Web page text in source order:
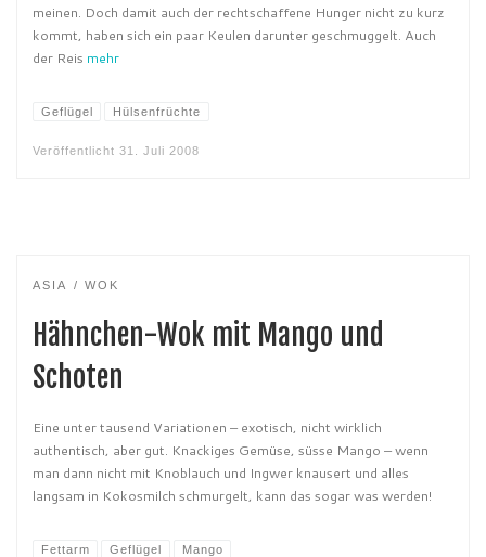
meinen. Doch damit auch der rechtschaffene Hunger nicht zu kurz
kommt, haben sich ein paar Keulen darunter geschmuggelt. Auch
der Reis mehr
Geflügel Hülsenfrüchte
Veröffentlicht 31. Juli 2008
ASIA WOK
Hähnchen-Wok mit Mango und
Schoten
Eine unter tausend Variationen – exotisch, nicht wirklich
authentisch, aber gut. Knackiges Gemüse, süsse Mango – wenn
man dann nicht mit Knoblauch und Ingwer knausert und alles
langsam in Kokosmilch schmurgelt, kann das sogar was werden!
Fettarm Geflügel Mango